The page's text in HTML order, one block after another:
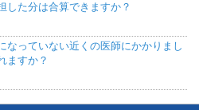
した分は合算できますか？
なっていない近くの医師にかかりまし
ますか？